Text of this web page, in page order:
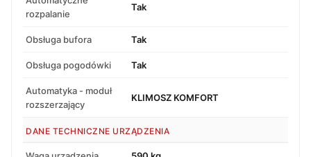
rozpalanie
Tak
Obsługa bufora Tak
Obsługa pogodówki Tak
Automatyka - moduł
rozszerzający
KLIMOSZ KOMFORT
DANE TECHNICZNE URZĄDZENIA